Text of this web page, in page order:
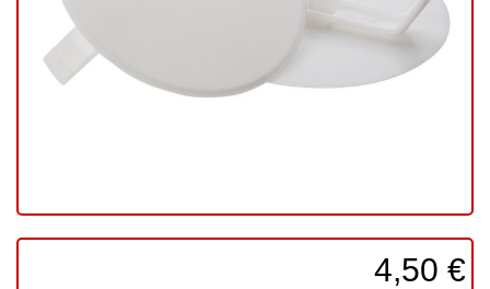
4,50 €